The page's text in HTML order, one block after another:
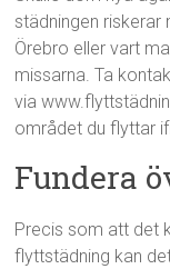
städningen riskerar
Örebro eller vart
missarna. Ta
via
området du flyttar
Fundera
Precis som att det
flyttstädning kan